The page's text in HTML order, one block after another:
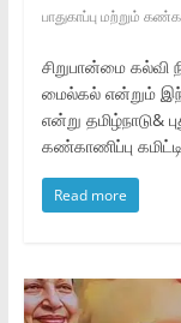
பாதுகாப்பு மற்றும்
சிறுபான்மை கல்வி
மைல்கல் என்றும்
என்று தமிழ்நாடு&
கண்காணிப்பு கமிட்டி
Read more